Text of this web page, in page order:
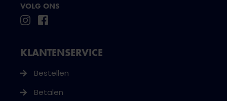
VOLG ONS
KLANTENSERVICE
Bestellen
Betalen